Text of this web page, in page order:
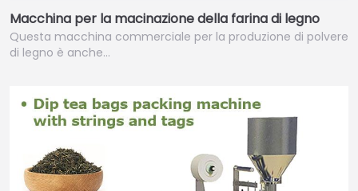
Macchina per la macinazione della farina di legno
Questa macchina commerciale per la produzione di polvere
di legno è anche…